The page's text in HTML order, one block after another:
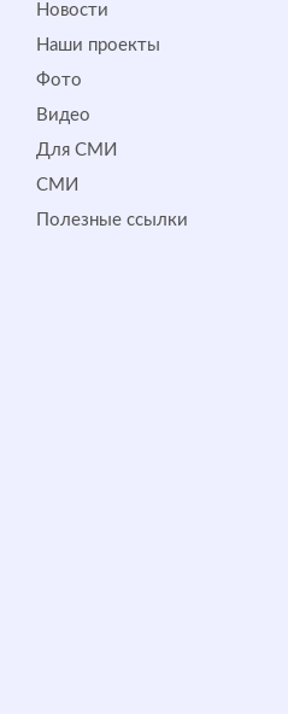
Новости
Наши проекты
Фото
Видео
Для СМИ
СМИ
Полезные ссылки